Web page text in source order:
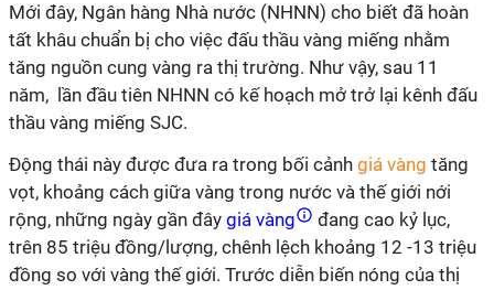
Mới đây, Ngân hàng Nhà nước (NHNN) cho biết đã hoàn
tất khâu chuẩn bị cho việc đấu thầu vàng miếng nhằm
tăng nguồn cung vàng ra thị trường. Như vậy, sau 11
năm, lần đầu tiên NHNN có kế hoạch mở trở lại kênh đấu
thầu vàng miếng SJC.
Động thái này được đưa ra trong bối cảnh giá vàng tăng
vọt, khoảng cách giữa vàng trong nước và thế giới nới
rộng, những ngày gần đây giá vàng
đang cao kỷ lục,
trên 85 triệu đồng/lượng, chênh lệch khoảng 12 -13 triệu
đồng so với vàng thế giới. Trước diễn biến nóng của thị